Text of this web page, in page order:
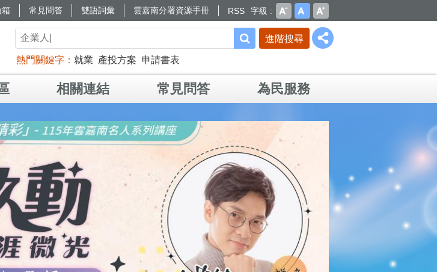
箱 常見問答 雙語詞彙 雲嘉南分署資源手冊 RSS 字級
進階搜尋
熱門關鍵字 就業 產投方案 申請書表
相關連結 常見問答 為民服務